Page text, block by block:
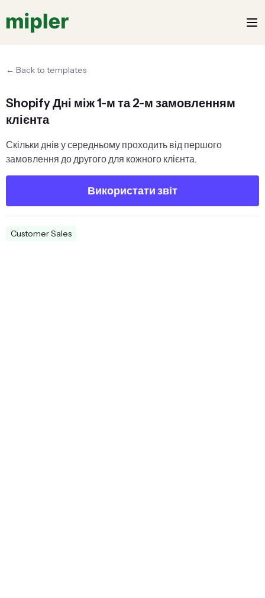
← Back to templates
Shopify Дні між 1-м та 2-м замовленням
клієнта
Скільки днів у середньому проходить від першого
замовлення до другого для кожного клієнта.
Використати звіт
Customer Sales